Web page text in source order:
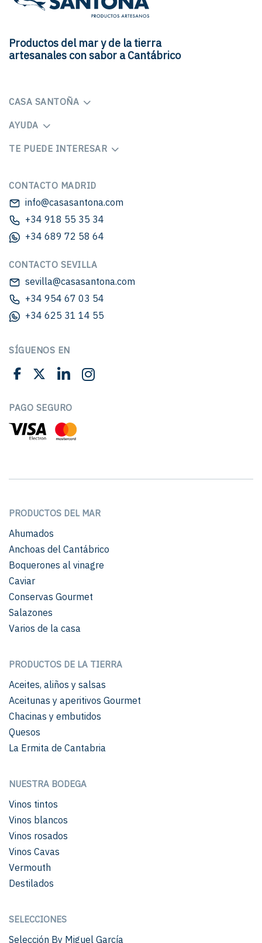
Productos del mar y de la tierra
artesanales con sabor a Cantábrico
CASA SANTOÑA
AYUDA
TE PUEDE INTERESAR
CONTACTO MADRID
info@casasantona.com
+34 918 55 35 34
+34 689 72 58 64
CONTACTO SEVILLA
sevilla@casasantona.com
+34 954 67 03 54
+34 625 31 14 55
SÍGUENOS EN
PAGO SEGURO
PRODUCTOS DEL MAR
Ahumados
Anchoas del Cantábrico
Boquerones al vinagre
Caviar
Conservas Gourmet
Salazones
Varios de la casa
PRODUCTOS DE LA TIERRA
Aceites, aliños y salsas
Aceitunas y aperitivos Gourmet
Chacinas y embutidos
Quesos
La Ermita de Cantabria
NUESTRA BODEGA
Vinos tintos
Vinos blancos
Vinos rosados
Vinos Cavas
Vermouth
Destilados
SELECCIONES
Selección By Miguel García